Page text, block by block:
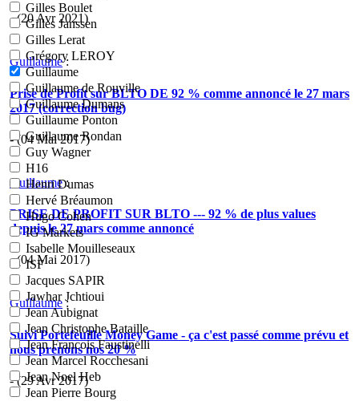
Gilles Boulet
Gilles Janssen
Gilles Lerat
Grégory LEROY
Guillaume
Guillaume de Rouville
Guillaume Dumans
Guillaume Ponton
Guillaume Rondan
Guy Wagner
H16
Henri Dumas
Hervé Bréaumon
Hugo Cohen
IG Markets
Isabelle Mouilleseaux
ISF
Jacques SAPIR
Jawhar Jchtioui
Jean Aubignat
Jean Christophe Bataille
Jean Francois Faustinelli
Jean Marcel Rocchesani
Jean Noel Heb
Jean Pierre Bourg
- (20 Avr 2021)
Guillaume:
Prise de Profit sur BLTO DE 92 % comme annoncé le 27 mars
2017 (correction bug)
- (04 Mai 2017)
Guillaume:
PRISE DE PROFIT SUR BLTO --- 92 % de plus values
depuis le 27 mars comme annoncé
- (04 Mai 2017)
Guillaume:
Suivi Portefeuille Money Game - ça c'est passé comme prévu et
nous prenons nos 20 %
- (29 Avr 2017)